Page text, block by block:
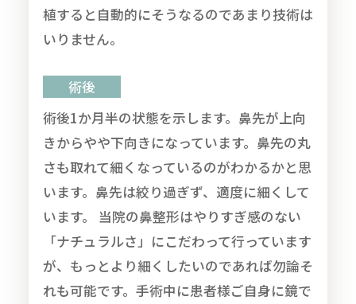
植すると自動的にそうなるのであまり技術は
いりません。
術後
術後1か月半の状態を示します。鼻先が上向
きからやや下向きになっています。鼻先の丸
さも取れて細くなっているのがわかるかと思
います。鼻先は絞り過ぎず、適度に細くして
います。 当院の鼻整形はやりすぎ感のない
「ナチュラルさ」にこだわって行っています
が、もっとより細くしたいのであれば勿論そ
れも可能です。手術中に患者様ご自身に鏡で